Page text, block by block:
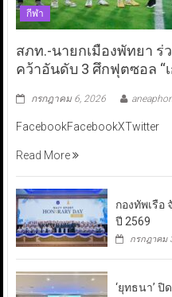
กีฬา
สภท.-นายกเมืองพัทยา ร่
คว้าอันดับ 3 ศึกฟุตซอล “
กรกฎาคม 6, 2026
FacebookFacebookXTwitter
Read More
กองทัพเรือ
ปี 2569
กรกฎาคม
‘ยุทธนา’